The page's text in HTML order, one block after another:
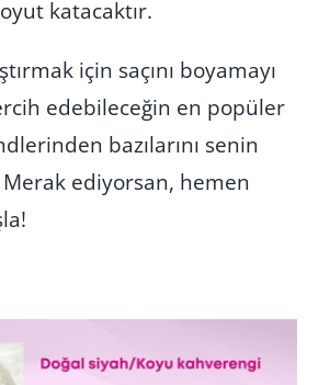
katacaktır.
için saçını boyamayı
edebileceğin en popüler
bazılarını senin
ediyorsan, hemen